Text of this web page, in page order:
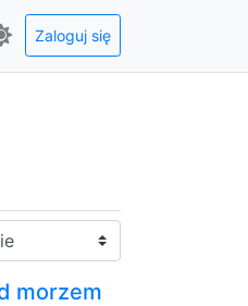
Zaloguj się
morzem